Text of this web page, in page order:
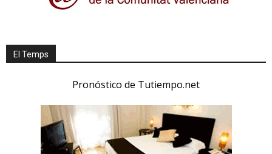
El Temps
Pronóstico de Tutiempo.net